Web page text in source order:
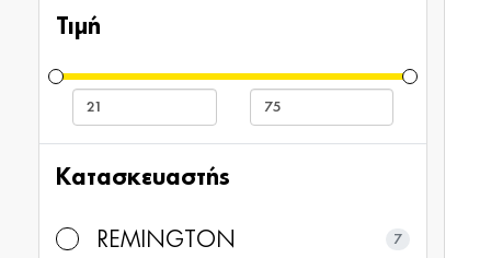
Τιμή
Κατασκευαστής
REMINGTON 7